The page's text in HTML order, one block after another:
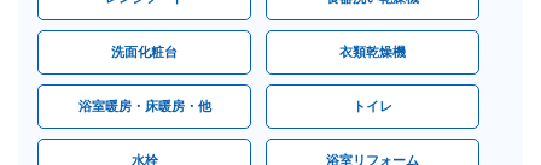
洗面化粧台 衣類乾燥機
浴室暖房・床暖房・他 トイレ
水栓 浴室リフォーム